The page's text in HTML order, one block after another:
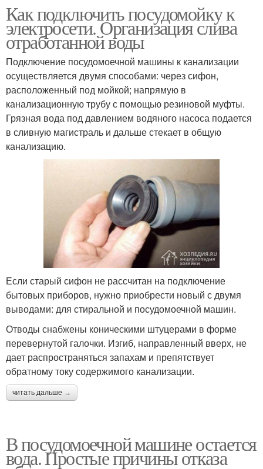
Как подключить посудомойку к
электросети. Организация слива
отработанной воды
Подключение посудомоечной машины к канализации
осуществляется двумя способами: через сифон,
расположенный под мойкой; напрямую в
канализационную трубу с помощью резиновой муфты.
Грязная вода под давлением водяного насоса подается
в сливную магистраль и дальше стекает в общую
канализацию.
Если старый сифон не рассчитан на подключение
бытовых приборов, нужно приобрести новый с двумя
выводами: для стиральной и посудомоечной машин.
Отводы снабжены коническими штуцерами в форме
перевернутой галочки. Изгиб, направленный вверх, не
дает распространяться запахам и препятствует
обратному току содержимого канализации.
читать дальше →
В посудомоечной машине остается
вода. Простые причины отказа